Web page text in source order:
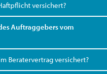
versichert?
Auftraggebers vom
Beratervertrag versichert?